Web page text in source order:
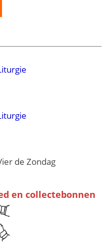
de Zondag
en collectebonnen